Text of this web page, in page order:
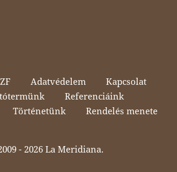
Adatvédelem
Kapcsolat
Referenciáink
Történetünk Rendelés menete
- 2026 La Meridiana.